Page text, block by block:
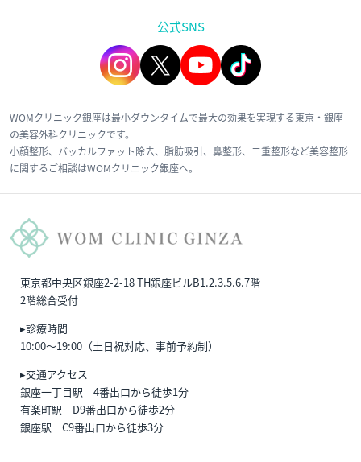
公式SNS
WOMクリニック銀座は最小ダウンタイムで最大の効果を実現する東京・銀座
の美容外科クリニックです。
小顔整形、バッカルファット除去、脂肪吸引、鼻整形、二重整形など美容整形
に関するご相談はWOMクリニック銀座へ。
東京都中央区銀座2-2-18 TH銀座ビルB1.2.3.5.6.7階
2階総合受付
▸診療時間
10:00〜19:00（土日祝対応、事前予約制）
▸交通アクセス
銀座一丁目駅 4番出口から徒歩1分
有楽町駅 D9番出口から徒歩2分
銀座駅 C9番出口から徒歩3分